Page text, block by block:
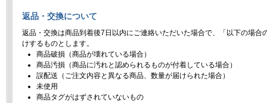
返品・交換について
返品・交換は商品到着後7日以内にご連絡いただいた場合で、「以下の場合
けするものとします。
商品破損（商品が壊れている場合）
商品汚損（商品に汚れと認められるものが付着している場合）
誤配送（ご注文内容と異なる商品、数量が届けられた場合）
未使用
商品タグがはずされていないもの